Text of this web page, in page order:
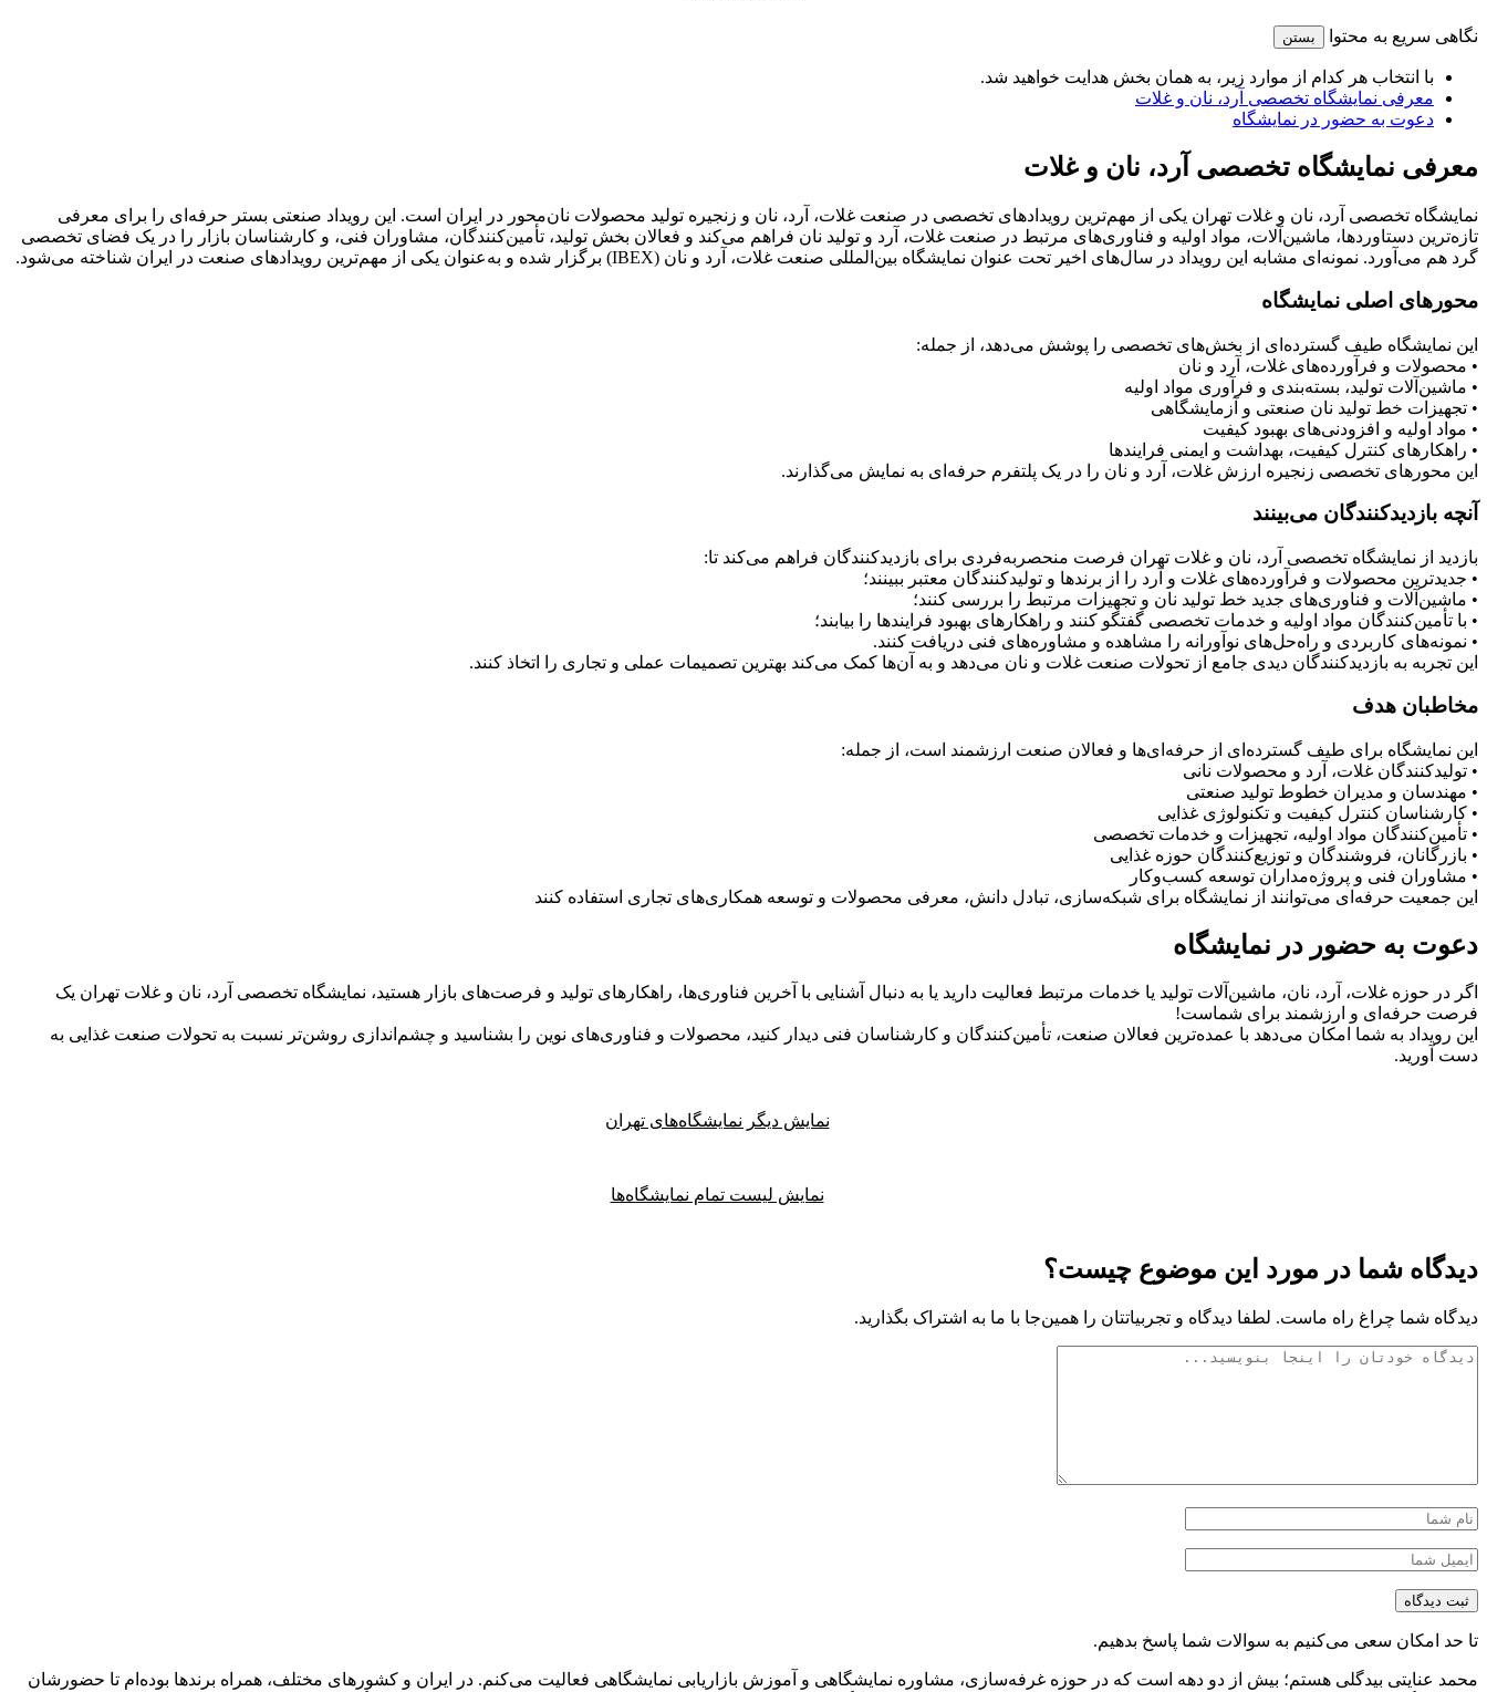
نگاهی سریع به محتوا بستن
با انتخاب هر کدام از موارد زیر، به همان بخش هدایت خواهید شد.
معرفی نمایشگاه تخصصی آرد، نان و غلات
دعوت به حضور در نمایشگاه
معرفی نمایشگاه تخصصی آرد، نان و غلات
نمایشگاه تخصصی آرد، نان و غلات تهران یکی از مهم‌ترین رویدادهای تخصصی در صنعت غلات، آرد، نان و زنجیره تولید محصولات نان‌محور در ایران است. این رویداد صنعتی بستر حرفه‌ای را برای معرفی
تازه‌ترین دستاوردها، ماشین‌آلات، مواد اولیه و فناوری‌های مرتبط در صنعت غلات، آرد و تولید نان فراهم می‌کند و فعالان بخش تولید، تأمین‌کنندگان، مشاوران فنی، و کارشناسان بازار را در یک فضای تخصصی
گرد هم می‌آورد. نمونه‌ای مشابه این رویداد در سال‌های اخیر تحت عنوان نمایشگاه بین‌المللی صنعت غلات، آرد و نان (IBEX) برگزار شده و به‌عنوان یکی از مهم‌ترین رویدادهای صنعت در ایران شناخته می‌شود.
محورهای اصلی نمایشگاه
این نمایشگاه طیف گسترده‌ای از بخش‌های تخصصی را پوشش می‌دهد، از جمله:
• محصولات و فرآورده‌های غلات، آرد و نان
• ماشین‌آلات تولید، بسته‌بندی و فرآوری مواد اولیه
• تجهیزات خط تولید نان صنعتی و آزمایشگاهی
• مواد اولیه و افزودنی‌های بهبود کیفیت
• راهکارهای کنترل کیفیت، بهداشت و ایمنی فرایندها
این محورهای تخصصی زنجیره ارزش غلات، آرد و نان را در یک پلتفرم حرفه‌ای به نمایش می‌گذارند.
آنچه بازدیدکنندگان می‌بینند
بازدید از نمایشگاه تخصصی آرد، نان و غلات تهران فرصت منحصربه‌فردی برای بازدیدکنندگان فراهم می‌کند تا:
• جدیدترین محصولات و فرآورده‌های غلات و آرد را از برندها و تولیدکنندگان معتبر ببینند؛
• ماشین‌آلات و فناوری‌های جدید خط تولید نان و تجهیزات مرتبط را بررسی کنند؛
• با تأمین‌کنندگان مواد اولیه و خدمات تخصصی گفتگو کنند و راهکارهای بهبود فرایندها را بیابند؛
• نمونه‌های کاربردی و راه‌حل‌های نوآورانه را مشاهده و مشاوره‌های فنی دریافت کنند.
این تجربه به بازدیدکنندگان دیدی جامع از تحولات صنعت غلات و نان می‌دهد و به آن‌ها کمک می‌کند بهترین تصمیمات عملی و تجاری را اتخاذ کنند.
مخاطبان هدف
این نمایشگاه برای طیف گسترده‌ای از حرفه‌ای‌ها و فعالان صنعت ارزشمند است، از جمله:
• تولیدکنندگان غلات، آرد و محصولات نانی
• مهندسان و مدیران خطوط تولید صنعتی
• کارشناسان کنترل کیفیت و تکنولوژی غذایی
• تأمین‌کنندگان مواد اولیه، تجهیزات و خدمات تخصصی
• بازرگانان، فروشندگان و توزیع‌کنندگان حوزه غذایی
• مشاوران فنی و پروژه‌مداران توسعه کسب‌وکار
این جمعیت حرفه‌ای می‌توانند از نمایشگاه برای شبکه‌سازی، تبادل دانش، معرفی محصولات و توسعه همکاری‌های تجاری استفاده کنند
دعوت به حضور در نمایشگاه
اگر در حوزه غلات، آرد، نان، ماشین‌آلات تولید یا خدمات مرتبط فعالیت دارید یا به دنبال آشنایی با آخرین فناوری‌ها، راهکارهای تولید و فرصت‌های بازار هستید، نمایشگاه تخصصی آرد، نان و غلات تهران یک
فرصت حرفه‌ای و ارزشمند برای شماست!
این رویداد به شما امکان می‌دهد با عمده‌ترین فعالان صنعت، تأمین‌کنندگان و کارشناسان فنی دیدار کنید، محصولات و فناوری‌های نوین را بشناسید و چشم‌اندازی روشن‌تر نسبت به تحولات صنعت غذایی به
دست آورید.
نمایش دیگر نمایشگاه‌های تهران
نمایش لیست تمام نمایشگاه‌ها
دیدگاه شما در مورد این موضوع چیست؟
دیدگاه شما چراغ راه ماست. لطفا دیدگاه و تجربیاتتان را همین‌جا با ما به اشتراک بگذارید.
تا حد امکان سعی می‌کنیم به سوالات شما پاسخ بدهیم.
محمد عنایتی بیدگلی هستم؛ بیش از دو دهه است که در حوزه غرفه‌سازی، مشاوره نمایشگاهی و آموزش بازاریابی نمایشگاهی فعالیت می‌کنم. در ایران و کشورهای مختلف، همراه برندها بوده‌ام تا حضورشان